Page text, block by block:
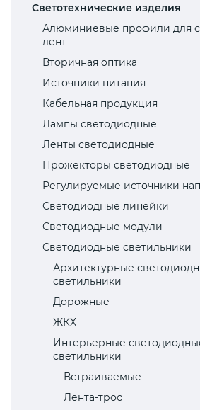
Светотехнические изделия
Алюминиевые профили для
лент
Вторичная оптика
Источники питания
Кабельная продукция
Лампы светодиодные
Ленты светодиодные
Прожекторы светодиодные
Регулируемые источники
Светодиодные линейки
Светодиодные модули
Светодиодные светильники
Архитектурные
светильники
Дорожные
ЖКХ
Интерьерные
светильники
Встраиваемые
Лента-трос